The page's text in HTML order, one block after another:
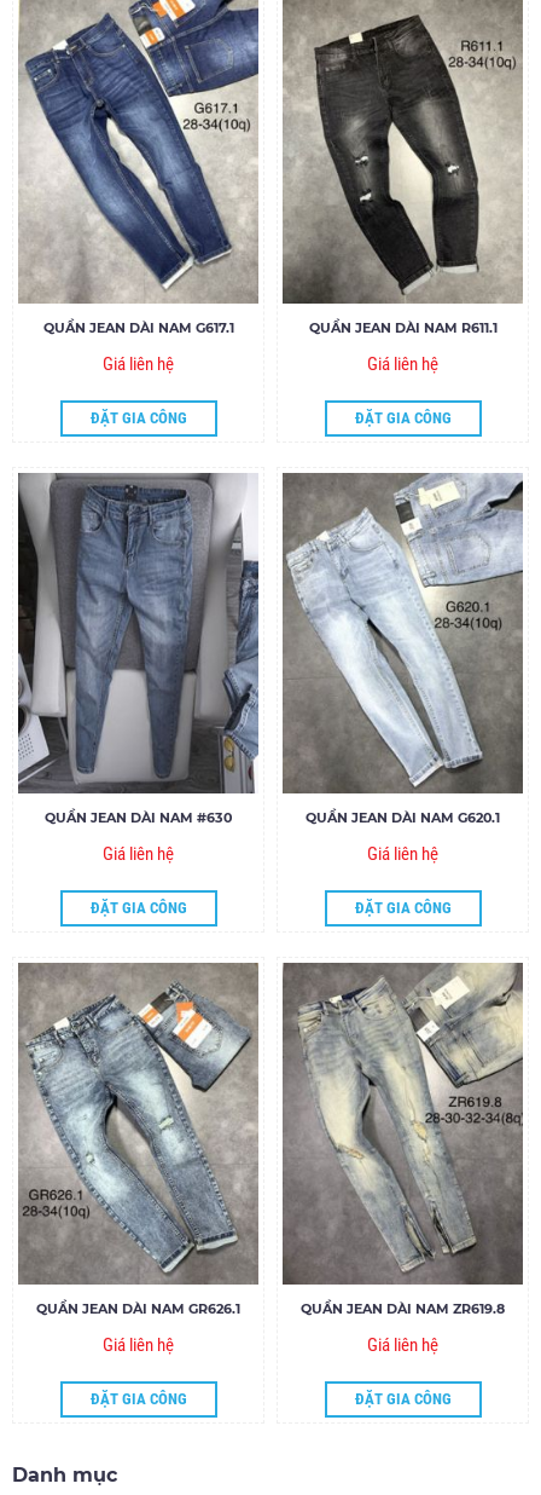
QUẦN JEAN DÀI NAM G617.1
Giá liên hệ
ĐẶT GIA CÔNG
QUẦN JEAN DÀI NAM R611.1
Giá liên hệ
ĐẶT GIA CÔNG
QUẦN JEAN DÀI NAM #630
Giá liên hệ
ĐẶT GIA CÔNG
QUẦN JEAN DÀI NAM G620.1
Giá liên hệ
ĐẶT GIA CÔNG
QUẦN JEAN DÀI NAM GR626.1
Giá liên hệ
ĐẶT GIA CÔNG
QUẦN JEAN DÀI NAM ZR619.8
Giá liên hệ
ĐẶT GIA CÔNG
Danh mục